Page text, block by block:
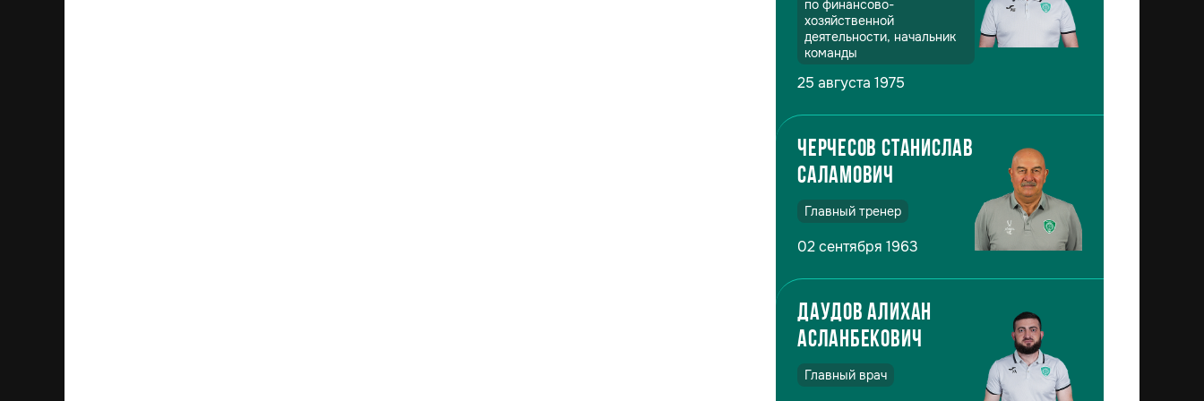
по финансово-
хозяйственной
деятельности, начальник
команды
25 августа 1975
Черчесов Станислав
Саламович
Главный тренер
02 сентября 1963
Даудов Алихан
Асланбекович
Главный врач